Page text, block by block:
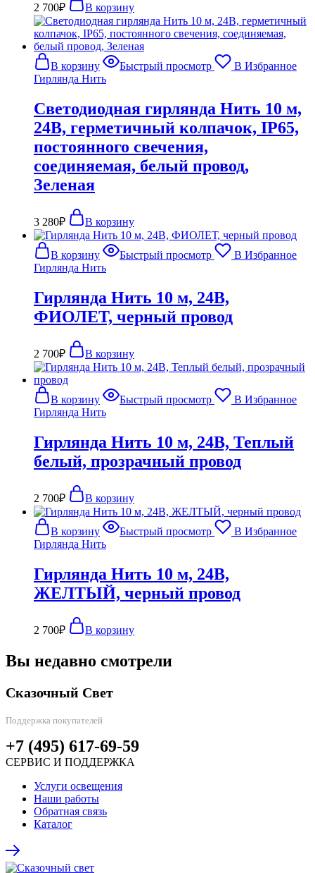
2 700₽ В корзину
В корзину Быстрый просмотр
В Избранное
Гирлянда Нить
Светодиодная гирлянда Нить 10 м,
24В, герметичный колпачок, IP65,
постоянного свечения,
соединяемая, белый провод,
Зеленая
3 280₽ В корзину
В корзину Быстрый просмотр
В Избранное
Гирлянда Нить
Гирлянда Нить 10 м, 24В,
ФИОЛЕТ, черный провод
2 700₽ В корзину
В корзину Быстрый просмотр
В Избранное
Гирлянда Нить
Гирлянда Нить 10 м, 24В, Теплый
белый, прозрачный провод
2 700₽ В корзину
В корзину Быстрый просмотр
В Избранное
Гирлянда Нить
Гирлянда Нить 10 м, 24В,
ЖЕЛТЫЙ, черный провод
2 700₽ В корзину
Вы недавно смотрели
Сказочный Свет
Поддержка покупателей
+7 (495) 617-69-59
СЕРВИС И ПОДДЕРЖКА
Услуги освещения
Наши работы
Обратная связь
Каталог